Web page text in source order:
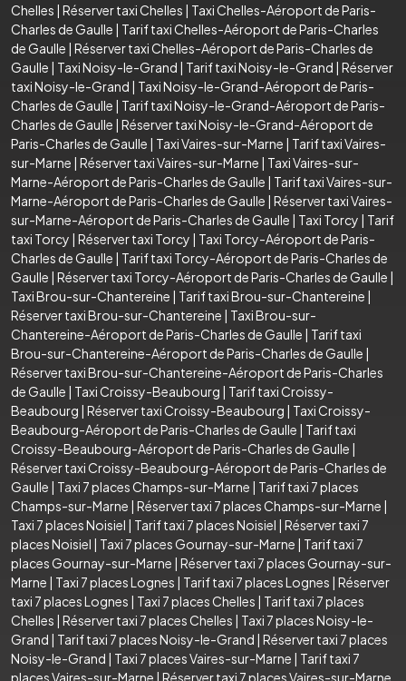
Chelles | Réserver taxi Chelles | Taxi Chelles-Aéroport de Paris-
Charles de Gaulle | Tarif taxi Chelles-Aéroport de Paris-Charles
de Gaulle | Réserver taxi Chelles-Aéroport de Paris-Charles de
Gaulle | Taxi Noisy-le-Grand | Tarif taxi Noisy-le-Grand | Réserver
taxi Noisy-le-Grand | Taxi Noisy-le-Grand-Aéroport de Paris-
Charles de Gaulle | Tarif taxi Noisy-le-Grand-Aéroport de Paris-
Charles de Gaulle | Réserver taxi Noisy-le-Grand-Aéroport de
Paris-Charles de Gaulle | Taxi Vaires-sur-Marne | Tarif taxi Vaires-
sur-Marne | Réserver taxi Vaires-sur-Marne | Taxi Vaires-sur-
Marne-Aéroport de Paris-Charles de Gaulle | Tarif taxi Vaires-sur-
Marne-Aéroport de Paris-Charles de Gaulle | Réserver taxi Vaires-
sur-Marne-Aéroport de Paris-Charles de Gaulle | Taxi Torcy | Tarif
taxi Torcy | Réserver taxi Torcy | Taxi Torcy-Aéroport de Paris-
Charles de Gaulle | Tarif taxi Torcy-Aéroport de Paris-Charles de
Gaulle | Réserver taxi Torcy-Aéroport de Paris-Charles de Gaulle |
Taxi Brou-sur-Chantereine | Tarif taxi Brou-sur-Chantereine |
Réserver taxi Brou-sur-Chantereine | Taxi Brou-sur-
Chantereine-Aéroport de Paris-Charles de Gaulle | Tarif taxi
Brou-sur-Chantereine-Aéroport de Paris-Charles de Gaulle |
Réserver taxi Brou-sur-Chantereine-Aéroport de Paris-Charles
de Gaulle | Taxi Croissy-Beaubourg | Tarif taxi Croissy-
Beaubourg | Réserver taxi Croissy-Beaubourg | Taxi Croissy-
Beaubourg-Aéroport de Paris-Charles de Gaulle | Tarif taxi
Croissy-Beaubourg-Aéroport de Paris-Charles de Gaulle |
Réserver taxi Croissy-Beaubourg-Aéroport de Paris-Charles de
Gaulle | Taxi 7 places Champs-sur-Marne | Tarif taxi 7 places
Champs-sur-Marne | Réserver taxi 7 places Champs-sur-Marne |
Taxi 7 places Noisiel | Tarif taxi 7 places Noisiel | Réserver taxi 7
places Noisiel | Taxi 7 places Gournay-sur-Marne | Tarif taxi 7
places Gournay-sur-Marne | Réserver taxi 7 places Gournay-sur-
Marne | Taxi 7 places Lognes | Tarif taxi 7 places Lognes | Réserver
taxi 7 places Lognes | Taxi 7 places Chelles | Tarif taxi 7 places
Chelles | Réserver taxi 7 places Chelles | Taxi 7 places Noisy-le-
Grand | Tarif taxi 7 places Noisy-le-Grand | Réserver taxi 7 places
Noisy-le-Grand | Taxi 7 places Vaires-sur-Marne | Tarif taxi 7
places Vaires-sur-Marne | Réserver taxi 7 places Vaires-sur-Marne